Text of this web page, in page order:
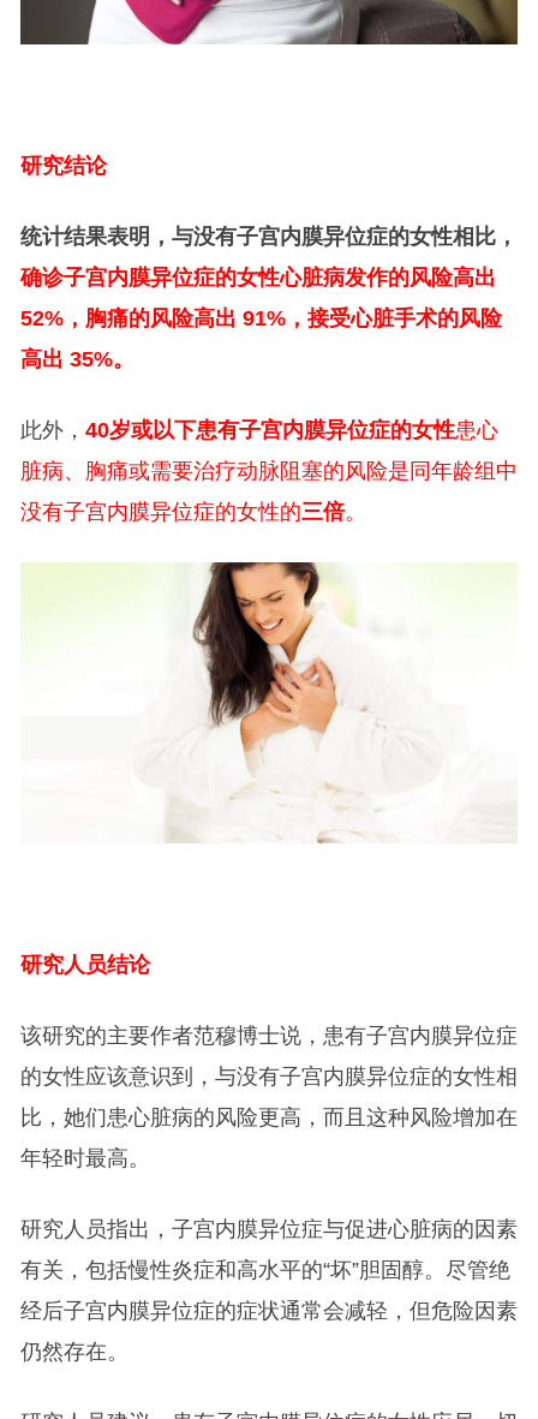
研究结论
统计结果表明，与没有子宫内膜异位症的女性相比，
确诊子宫内膜异位症的女性心脏病发作的风险高出
52%，胸痛的风险高出 91%，接受心脏手术的风险
高出 35%。
此外， 40岁或以下患有子宫内膜异位症的女性患心
脏病、胸痛或需要治疗动脉阻塞的风险是同年龄组中
没有子宫内膜异位症的女性的三倍。
研究人员结论
该研究的主要作者范穆博士说，患有子宫内膜异位症
的女性应该意识到，与没有子宫内膜异位症的女性相
比，她们患心脏病的风险更高，而且这种风险增加在
年轻时最高。
研究人员指出，子宫内膜异位症与促进心脏病的因素
有关，包括慢性炎症和高水平的“坏”胆固醇。尽管绝
经后子宫内膜异位症的症状通常会减轻，但危险因素
仍然存在。